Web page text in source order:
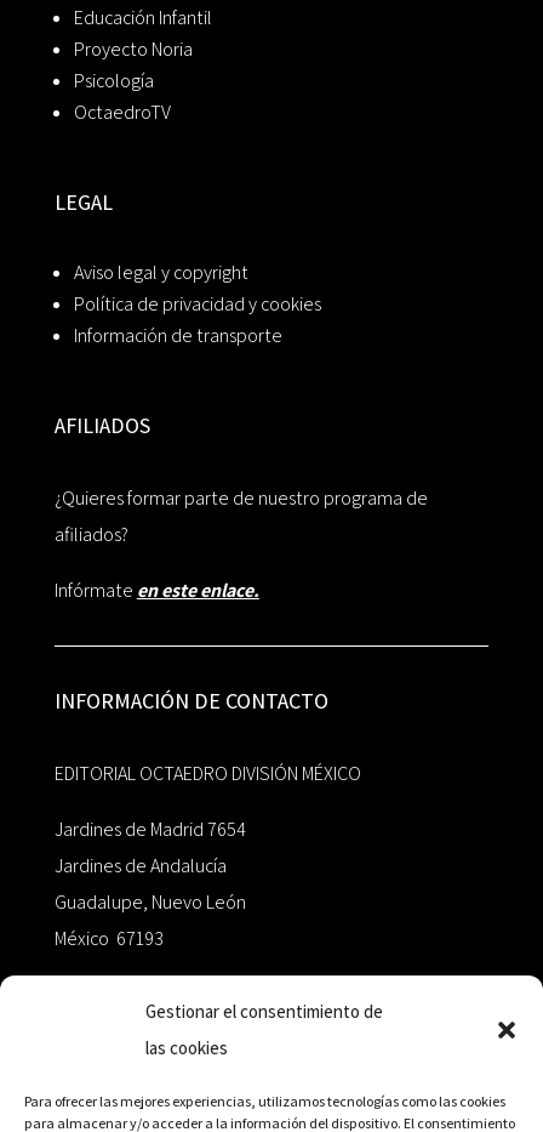
Gestionar el consentimiento de
las cookies
Para ofrecer las mejores experiencias, utilizamos tecnologías como las cookies
para almacenar y/o acceder a la información del dispositivo. El consentimiento
Educación Infantil
Proyecto Noria
Psicología
OctaedroTV
LEGAL
Aviso legal y copyright
Política de privacidad y cookies
Información de transporte
AFILIADOS
¿Quieres formar parte de nuestro programa de
afiliados?
Infórmate en este enlace.
INFORMACIÓN DE CONTACTO
EDITORIAL OCTAEDRO DIVISIÓN MÉXICO
Jardines de Madrid 7654
Jardines de Andalucía
Guadalupe, Nuevo León
México 67193
+52 811.499.5638